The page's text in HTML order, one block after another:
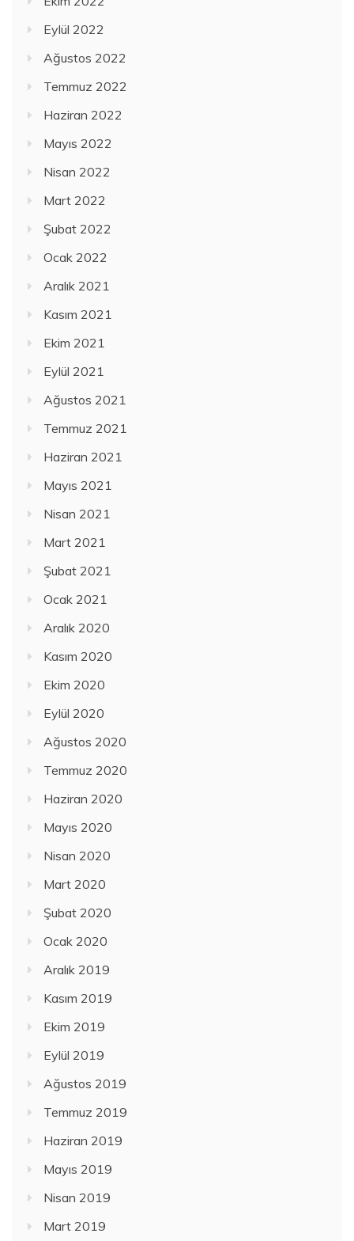
Eylül 2022
Ağustos 2022
Temmuz 2022
Haziran 2022
Mayıs 2022
Nisan 2022
Mart 2022
Şubat 2022
Ocak 2022
Aralık 2021
Kasım 2021
Ekim 2021
Eylül 2021
Ağustos 2021
Temmuz 2021
Haziran 2021
Mayıs 2021
Nisan 2021
Mart 2021
Şubat 2021
Ocak 2021
Aralık 2020
Kasım 2020
Ekim 2020
Eylül 2020
Ağustos 2020
Temmuz 2020
Haziran 2020
Mayıs 2020
Nisan 2020
Mart 2020
Şubat 2020
Ocak 2020
Aralık 2019
Kasım 2019
Ekim 2019
Eylül 2019
Ağustos 2019
Temmuz 2019
Haziran 2019
Mayıs 2019
Nisan 2019
Mart 2019